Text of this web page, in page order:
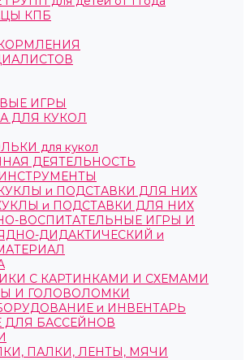
КПБ
ИГРЫ
ДЛЯ КУКОЛ
для кукол
ДЕЯТЕЛЬНОСТЬ
и ПОДСТАВКИ ДЛЯ НИХ
и ПОДСТАВКИ ДЛЯ НИХ
ВОСПИТАТЕЛЬНЫЕ ИГРЫ И
ДИДАКТИЧЕСКИЙ и
С КАРТИНКАМИ И СХЕМАМИ
И ГОЛОВОЛОМКИ
и ИНВЕНТАРЬ
БАССЕЙНОВ
ПАЛКИ, ЛЕНТЫ, МЯЧИ